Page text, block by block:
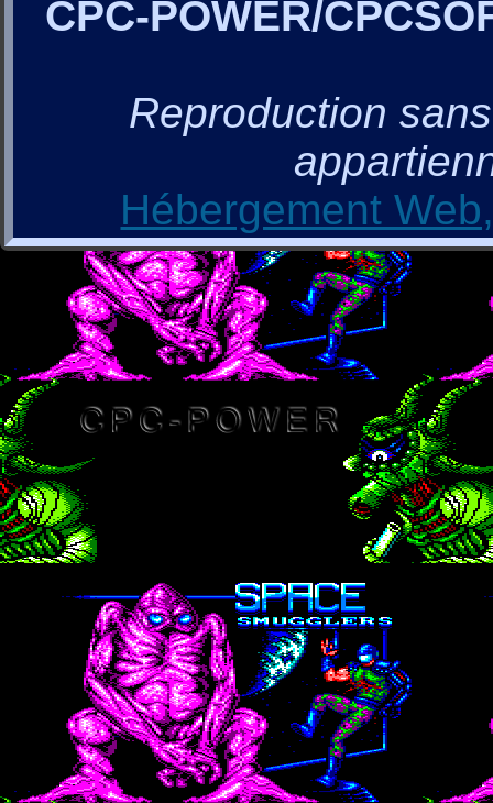
CPC-POWER/
Reproduction
Hébergement